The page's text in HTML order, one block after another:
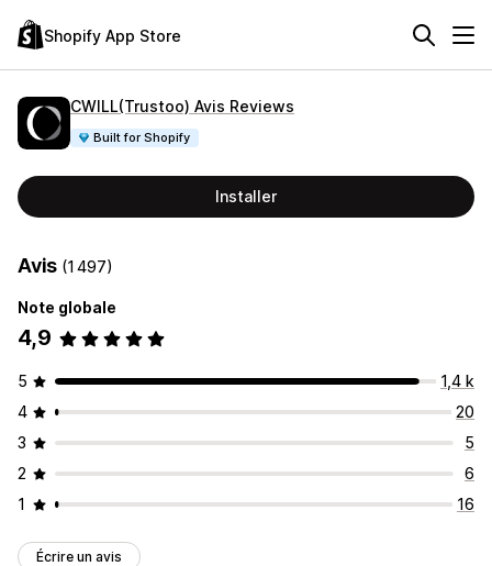
Shopify App Store
CWILL(Trustoo) Avis Reviews
Built for Shopify
Installer
Avis (1 497)
Note globale
4,9
5
1,4 k
4
20
3
5
2
6
1
16
Écrire un avis